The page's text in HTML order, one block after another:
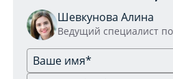
Шевкунова Алина
Ведущий специалист